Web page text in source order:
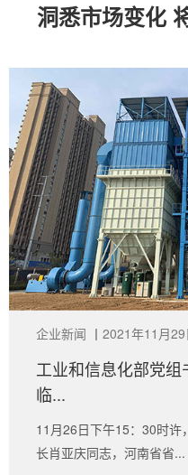
洞悉市场变化
企业新闻 丨 2021年11月29
工业和信息化部党
临...
11月26日下午15：30时许
长肖亚庆同志，河南省省...